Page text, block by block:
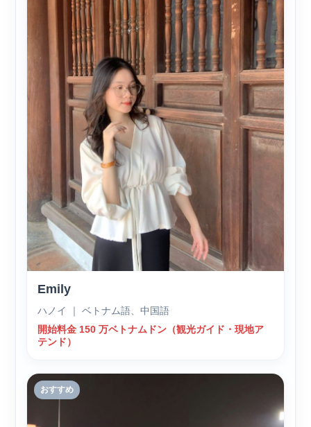
Emily
ハノイ ｜ ベトナム語、中国語
開始料金 150 万ベトナムドン（観光ガイド・現地ア
テンド）
おすすめ